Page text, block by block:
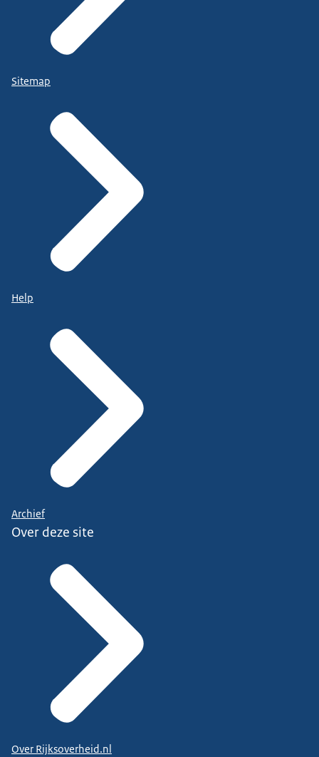
Sitemap
Help
Archief
Over deze site
Over Rijksoverheid.nl